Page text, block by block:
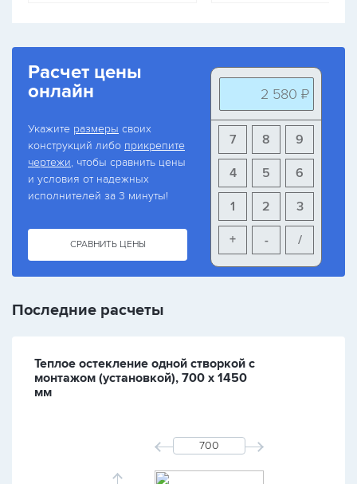
Расчет цены
онлайн
Укажите размеры своих
конструкций либо прикрепите
чертежи, чтобы сравнить цены
и условия от надежных
исполнителей за 3 минуты!
СРАВНИТЬ ЦЕНЫ
2 580 ₽
9
8
7
6
5
4
3
2
1
+ - /
Последние расчеты
Теплое остекление одной створкой с
монтажом (установкой), 700 х 1450
мм